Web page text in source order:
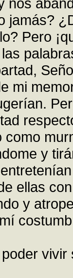
jamás?
Pero
mi
y
ellas
y